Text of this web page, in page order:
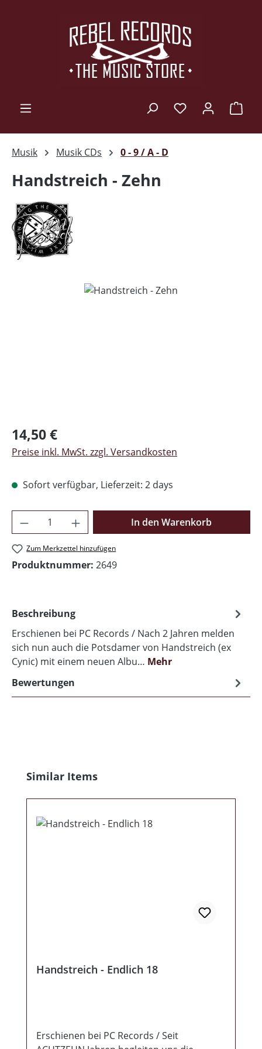
Musik Musik CDs 0 - 9 / A - D
Handstreich - Zehn
Bildergalerie überspringen
Regulärer Preis:
14,50 €
Preise inkl. MwSt. zzgl. Versandkosten
Sofort verfügbar, Lieferzeit: 2 days
Produkt Anzahl: Gib den gewünschten
In den Warenkorb
Zum Merkzettel hinzufügen
Produktnummer: 2649
Beschreibung
Erschienen bei PC Records / Nach 2 Jahren melden
sich nun auch die Potsdamer von Handstreich (ex
Cynic) mit einem neuen Albu… Mehr
Bewertungen
Produktgalerie überspringen
Similar Items
Handstreich - Endlich 18
Erschienen bei PC Records / Seit